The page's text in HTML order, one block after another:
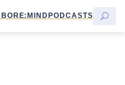
RE:MINDPODCASTS